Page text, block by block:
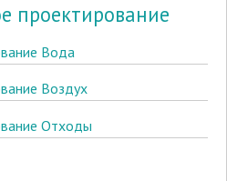
проектирование
Вода
Воздух
Отходы